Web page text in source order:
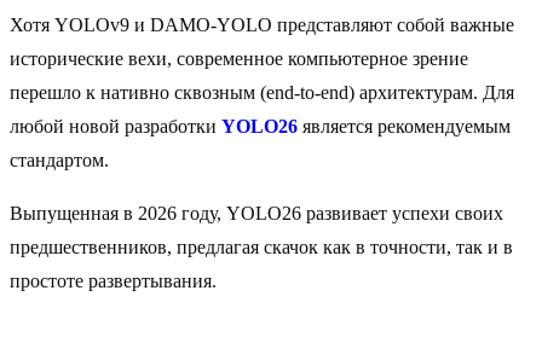
Хотя YOLOv9 и DAMO-YOLO представляют собой важные
исторические вехи, современное компьютерное зрение
перешло к нативно сквозным (end-to-end) архитектурам. Для
любой новой разработки YOLO26 является рекомендуемым
стандартом.
Выпущенная в 2026 году, YOLO26 развивает успехи своих
предшественников, предлагая скачок как в точности, так и в
простоте развертывания.